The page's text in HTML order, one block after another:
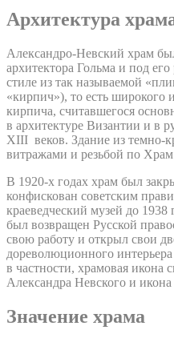
Архитектура
Александро-Невский храм
архитектора Гольма и под
стиле из так называемой
«кирпич»), то есть широкого
кирпича, считавшегося
в архитектуре Византии и в
XIII веков. Здание из темно-
витражами и резьбой по Храм
В 1920-х годах храм был
конфискован советским
краеведческий музей до
был возвращен Русской
свою работу и открыл свои
дореволюционного
в частности, храмовая икона
Александра Невского и
Значение храма